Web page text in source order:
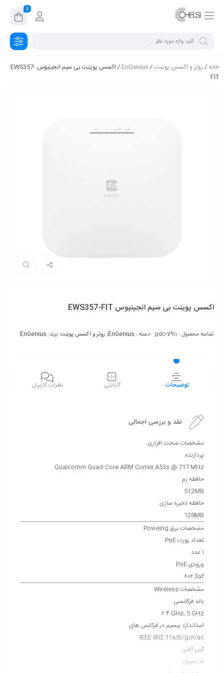
0
خانه/ روتر و اکسس پوینت/
EnGenius
/ اکسس پوینت بی سیم انجینیوس EWS357-
FIT
اکسس پوینت بی سیم انجینیوس EWS357-FIT
شناسه محصول : pdc-7911 دسته : EnGenius
, روتر و اکسس پوینت برند: EnGenius
توضیحات گارانتی نظرات کاربران
نقد و بررسی اجمالی
مشخصات سخت افزاری
پردازنده
Qualcomm Quad-Core ARM Cortex A53s @ 717 MHz
حافظه رم
512MB
حافظه ذخیره سازی
128MB
مشخصات برق Poweing
تعداد پورت PoE
۱ عدد
ورودی PoE
۸۰۲.3af
مشخصات Wireless
باند فرکانسی
۲.۴ GHz, 5 GHz
استاندارد بیسیم در فرکانس های
IEEE 802.11a/b/g/n/ac
گین آنتن
۵ دسیبل